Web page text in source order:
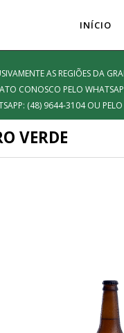
INÍCIO
AS REGIÕES DA
CONOSCO PELO
(48) 9644-3104 OU
VERDE